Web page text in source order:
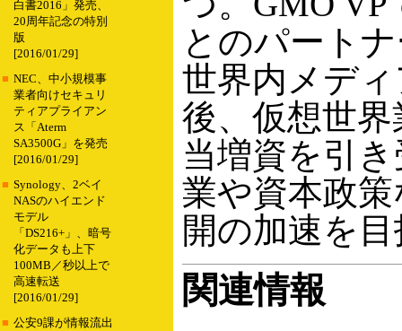
白書2016」発売、
20周年記念の特別
版
[2016/01/29]
■ NEC、中小規模事
業者向けセキュリ
ティアプライアン
ス「Aterm
SA3500G」を発売
[2016/01/29]
■ Synology、2ベイ
NASのハイエンド
モデル
「DS216+」、暗号
化データも上下
100MB／秒以上で
高速転送
[2016/01/29]
■ 公安9課が情報流出
とのパート
世界内メデ
後、仮想世
当増資を引
業や資本政
開の加速を
関連情報